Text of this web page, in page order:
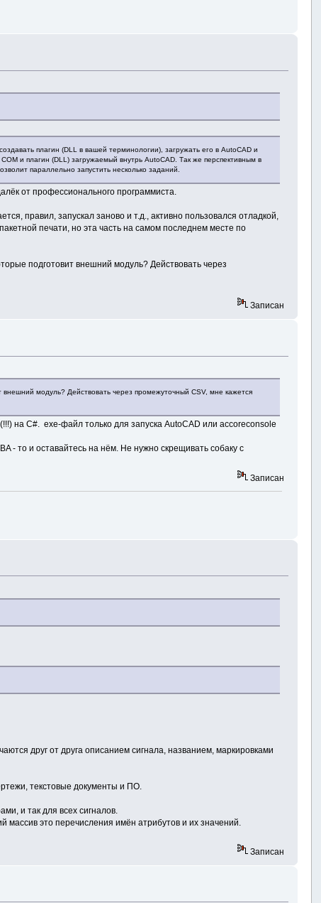
плагин (DLL в вашей терминологии), загружать его в AutoCAD и
и плагин (DLL) загружаемый внутрь AutoCAD. Так же перспективным в
параллельно запустить несколько заданий.
от профессионального программиста.
правил, запускал заново и т.д., активно пользовался отладкой,
печати, но эта часть на самом последнем месте по
подготовит внешний модуль? Действовать через
Записан
модуль? Действовать через промежуточный CSV, мне кажется
на C#. exe-файл только для запуска AutoCAD или accoreconsole
- то и оставайтесь на нём. Не нужно скрещивать собаку с
Записан
друг от друга описанием сигнала, названием, маркировками
текстовые документы и ПО.
и так для всех сигналов.
массив это перечисления имён атрибутов и их значений.
Записан